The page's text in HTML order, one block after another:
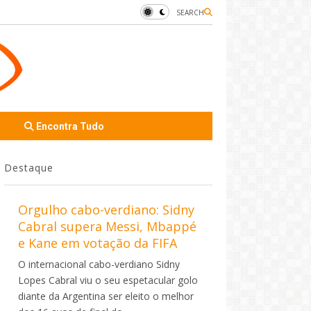
SEARCH
Encontra Tudo
Destaque
Orgulho cabo-verdiano: Sidny
Cabral supera Messi, Mbappé
e Kane em votação da FIFA
O internacional cabo-verdiano Sidny
Lopes Cabral viu o seu espetacular golo
diante da Argentina ser eleito o melhor